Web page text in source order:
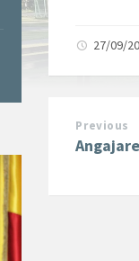
27/09/
Previous